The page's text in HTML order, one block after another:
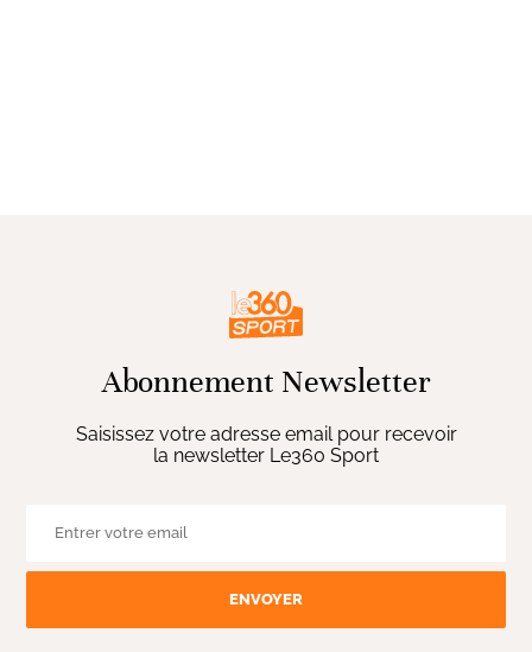
Abonnement Newsletter
Saisissez votre adresse email pour recevoir
la newsletter Le360 Sport
ENVOYER